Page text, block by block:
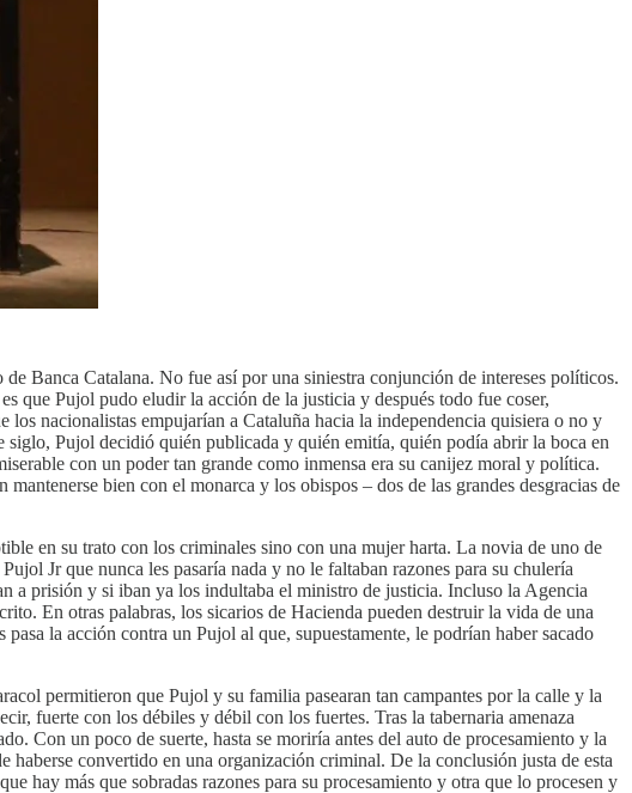
Banca Catalana. No fue así por una siniestra conjunción de intereses políticos.
que Pujol pudo eludir la acción de la justicia y después todo fue coser,
nacionalistas empujarían a Cataluña hacia la independencia quisiera o no y
Pujol decidió quién publicada y quién emitía, quién podía abrir la boca en
con un poder tan grande como inmensa era su canijez moral y política.
bien con el monarca y los obispos – dos de las grandes desgracias de
en su trato con los criminales sino con una mujer harta. La novia de uno de
Jr que nunca les pasaría nada y no le faltaban razones para su chulería
a prisión y si iban ya los indultaba el ministro de justicia. Incluso la Agencia
En otras palabras, los sicarios de Hacienda pueden destruir la vida de una
la acción contra un Pujol al que, supuestamente, le podrían haber sacado
permitieron que Pujol y su familia pasearan tan campantes por la calle y la
fuerte con los débiles y débil con los fuertes. Tras la tabernaria amenaza
Con un poco de suerte, hasta se moriría antes del auto de procesamiento y la
convertido en una organización criminal. De la conclusión justa de esta
hay más que sobradas razones para su procesamiento y otra que lo procesen y